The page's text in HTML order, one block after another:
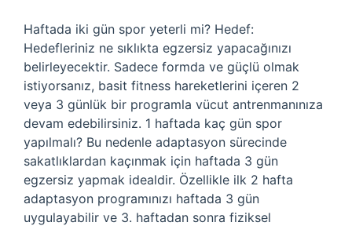
Haftada iki gün spor yeterli mi? Hedef:
Hedefleriniz ne sıklıkta egzersiz yapacağınızı
belirleyecektir. Sadece formda ve güçlü olmak
istiyorsanız, basit fitness hareketlerini içeren 2
veya 3 günlük bir programla vücut antrenmanınıza
devam edebilirsiniz. 1 haftada kaç gün spor
yapılmalı? Bu nedenle adaptasyon sürecinde
sakatlıklardan kaçınmak için haftada 3 gün
egzersiz yapmak idealdir. Özellikle ilk 2 hafta
adaptasyon programınızı haftada 3 gün
uygulayabilir ve 3. haftadan sonra fiziksel